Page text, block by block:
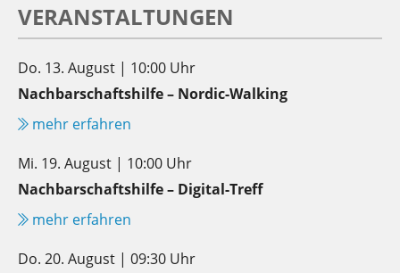
VERANSTALTUNGEN
Do. 13. August | 10:00 Uhr
Nachbarschaftshilfe – Nordic-Walking
mehr erfahren
Mi. 19. August | 10:00 Uhr
Nachbarschaftshilfe – Digital-Treff
mehr erfahren
Do. 20. August | 09:30 Uhr